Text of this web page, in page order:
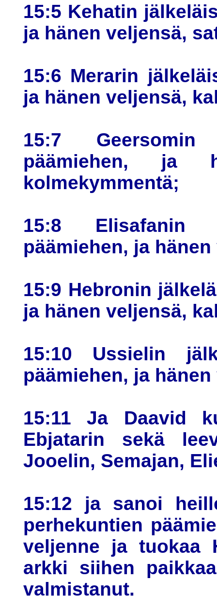
15:5 Kehatin
ja hänen veljensä,
15:6 Merarin
ja hänen veljensä,
15:7 Geersomin
päämiehen, ja
kolmekymmentä;
15:8 Elisafanin
päämiehen, ja
15:9 Hebronin
ja hänen veljensä,
15:10 Ussielin
päämiehen, ja
15:11 Ja Daavid
Ebjatarin sekä
Jooelin, Semajan,
15:12 ja sanoi
perhekuntien
veljenne ja tuokaa
arkki siihen
valmistanut.